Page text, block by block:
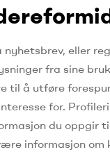
nyhetsbrev, eller
fra sine
til å utføre
for.
du oppgir
informasjon om